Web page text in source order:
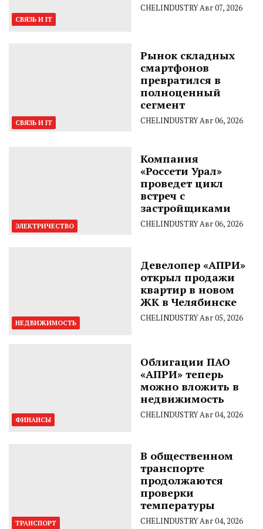
СВЯЗЬ И IT
CHELINDUSTRYАвг 07, 2026
СВЯЗЬ И IT
Рынок складных
смартфонов
превратился в
полноценный
сегмент
CHELINDUSTRYАвг 06, 2026
ЭЛЕКТРИЧЕСТВО
Компания
«Россети Урал»
проведет цикл
встреч с
застройщиками
CHELINDUSTRYАвг 06, 2026
НЕДВИЖИМОСТЬ
Девелопер «АПРИ»
открыл продажи
квартир в новом
ЖК в Челябинске
CHELINDUSTRYАвг 05, 2026
ФИНАНСЫ
Облигации ПАО
«АПРИ» теперь
можно вложить в
недвижимость
CHELINDUSTRYАвг 04, 2026
ТРАНСПОРТ
В общественном
транспорте
продолжаются
проверки
температуры
CHELINDUSTRYАвг 04, 2026